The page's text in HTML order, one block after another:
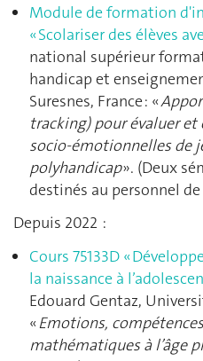
Module de formation
« Scolariser des élèves
national supérieur
handicap et
Suresnes, France : «
tracking) pour évaluer
socio-émotionnelles de
polyhandicap». (Deux
destinés au personnel
Depuis 2022 :
Cours 75133D «
la naissance à
Edouard Gentaz,
«Emotions,
mathématiques à l’âge